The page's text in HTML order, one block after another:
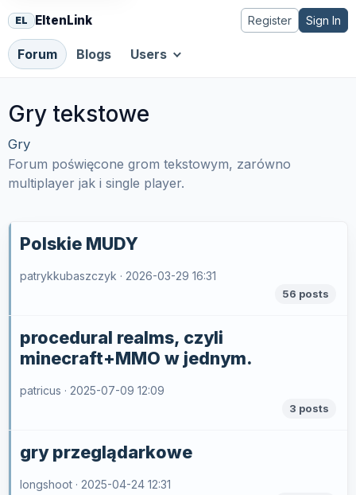
EL EltenLink
Forum Blogs Users
Register Sign In
Gry tekstowe
Gry
Forum poświęcone grom tekstowym, zarówno
multiplayer jak i single player.
Polskie MUDY
patrykkubaszczyk · 2026-03-29 16:31
56 posts
procedural realms, czyli
minecraft+MMO w jednym.
patricus · 2025-07-09 12:09
3 posts
gry przeglądarkowe
longshoot · 2025-04-24 12:31